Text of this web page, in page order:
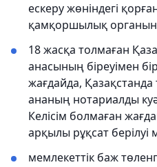
ескеру жөніндегі
қамқоршылық
18 жасқа толмаған
анасының біреуімен
жағдайда, Қазақстанда
ананың нотариалды
Келісім болмаған
арқылы рұқсат берілуі
мемлекеттік баж